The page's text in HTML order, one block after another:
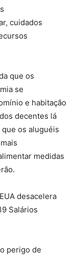
cuidados
que os
se
e habitação
decentes lá
os aluguéis
medidas
desacelera
Salários
perigo de